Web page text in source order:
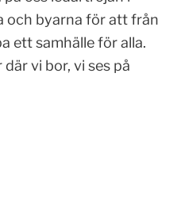
och byarna för att från
ett samhälle för alla.
vi bor, vi ses på